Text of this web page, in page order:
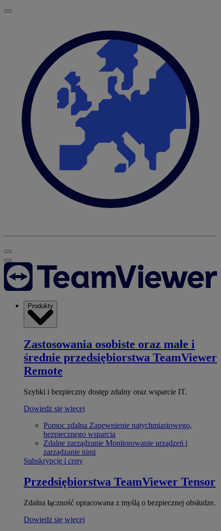
Produkty
Zastosowania osobiste oraz małe i
średnie przedsiębiorstwa TeamViewer
Remote
Szybki i bezpieczny dostęp zdalny oraz wsparcie IT.
Dowiedz się więcej
Pomoc zdalna Zapewnienie natychmiastowego,
bezpiecznego wsparcia
Zdalne zarządzanie Monitorowanie urządzeń i
zarządzanie nimi
Subskrypcje i ceny
Przedsiębiorstwa TeamViewer Tensor
Zdalna łączność opracowana z myślą o bezpiecznej obsłudze.
Dowiedz się więcej